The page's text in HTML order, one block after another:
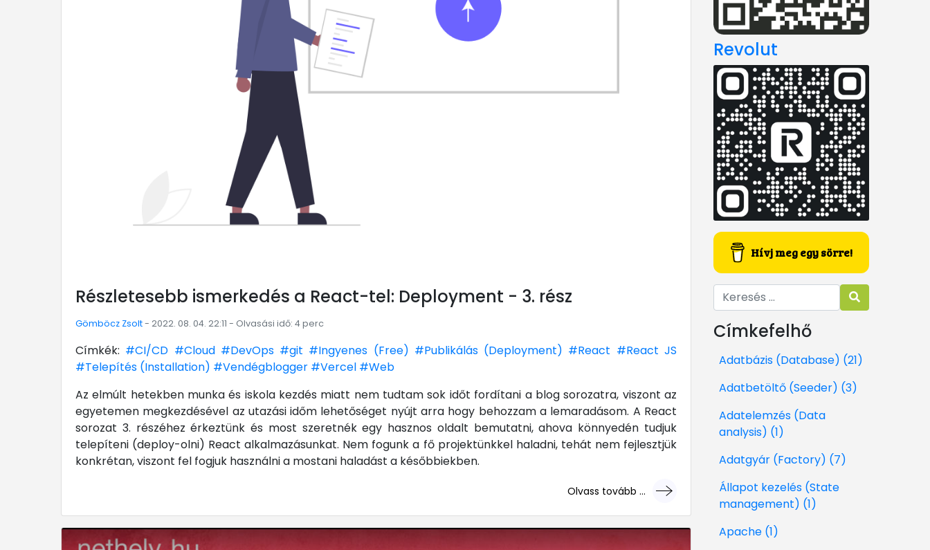
Részletesebb ismerkedés a React-tel: Deployment - 3. rész
Gömböcz Zsolt- 2022. 08. 04. 22:11 - Olvasási idő: 4 perc
Címkék: #CI/CD #Cloud #DevOps #git #Ingyenes (Free) #Publikálás (Deployment) #React #React JS
#Telepítés (Installation) #Vendégblogger #Vercel #Web
Az elmúlt hetekben munka és iskola kezdés miatt nem tudtam sok időt fordítani a blog sorozatra, viszont az
egyetemen megkezdésével az utazási időm lehetőséget nyújt arra hogy behozzam a lemaradásom. A React
sorozat 3. részéhez érkeztünk és most szeretnék egy hasznos oldalt bemutatni, ahova könnyedén tudjuk
telepíteni (deploy-olni) React alkalmazásunkat. Nem fogunk a fő projektünkkel haladni, tehát nem fejlesztjük
konkrétan, viszont fel fogjuk használni a mostani haladást a későbbiekben.
Olvass tovább ...
... mert megéri!
Revolut
Hívj meg egy sörre!
Címkefelhő
Adatbázis (Database) (21)
Adatbetöltő (Seeder) (3)
Adatelemzés (Data
analysis) (1)
Adatgyár (Factory) (7)
Állapot kezelés (State
management) (1)
Apache (1)